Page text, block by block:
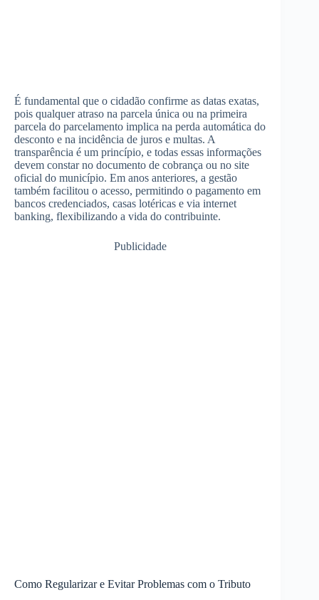
É fundamental que o cidadão confirme as datas exatas,
pois qualquer atraso na parcela única ou na primeira
parcela do parcelamento implica na perda automática do
desconto e na incidência de juros e multas. A
transparência é um princípio, e todas essas informações
devem constar no documento de cobrança ou no site
oficial do município. Em anos anteriores, a gestão
também facilitou o acesso, permitindo o pagamento em
bancos credenciados, casas lotéricas e via internet
banking, flexibilizando a vida do contribuinte.
Publicidade
Como Regularizar e Evitar Problemas com o Tributo